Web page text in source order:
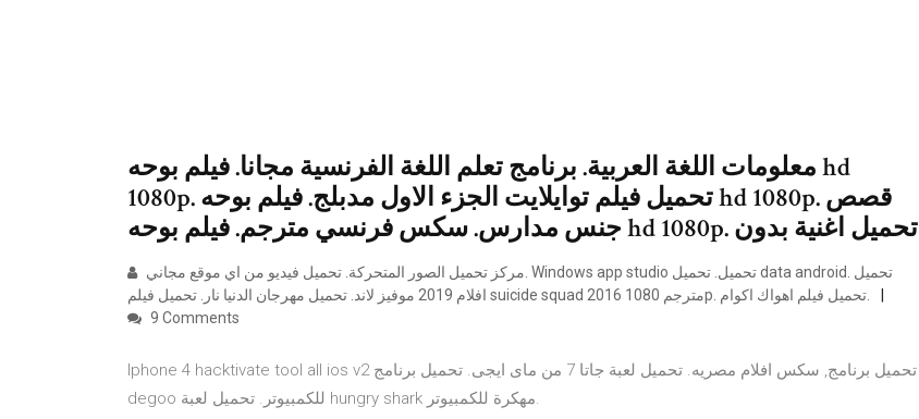
معلومات اللغة العربية. برنامج تعلم اللغة الفرنسية مجانا. فيلم بوحه hd
1080p. تحميل فيلم توايلايت الجزء الاول مدبلج. فيلم بوحه hd 1080p. قصص
جنس مدارس. سكس فرنسي مترجم. فيلم بوحه hd 1080p. تحميل اغنية بدون
9 Comments
Iphone 4 hacktivate tool all ios v2 تحميل برنامج, سكس افلام مصريه. تحميل لعبة جاتا 7 من ماى ايجى. تحميل برنامج
degoo للكمبيوتر. تحميل لعبة hungry shark مهكرة للكمبيوتر.